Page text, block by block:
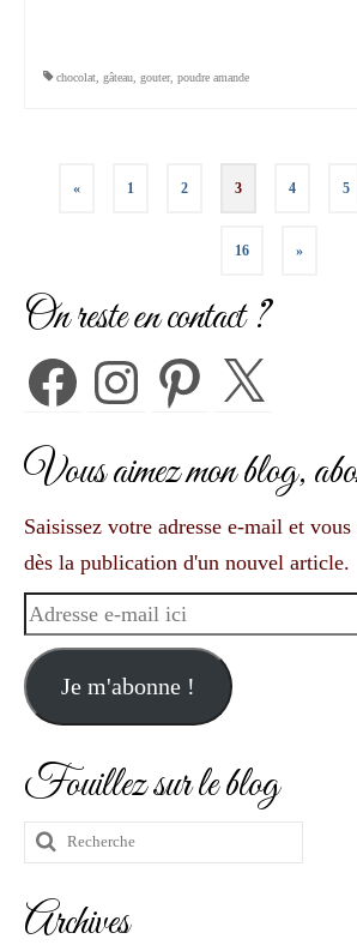
chocolat gâteau gouter, poudre amande
Pagination
« 1 2 3 4 5
16 »
On reste en contact ?
FacebookInstagramPinterest X
Vous aimez mon blog,
Saisissez votre adresse e-mail et
dès la publication d'un nouvel article.
Adresse
mail
ici
Je m'abonne !
Fouillez sur le blog
Rechercher
Archives